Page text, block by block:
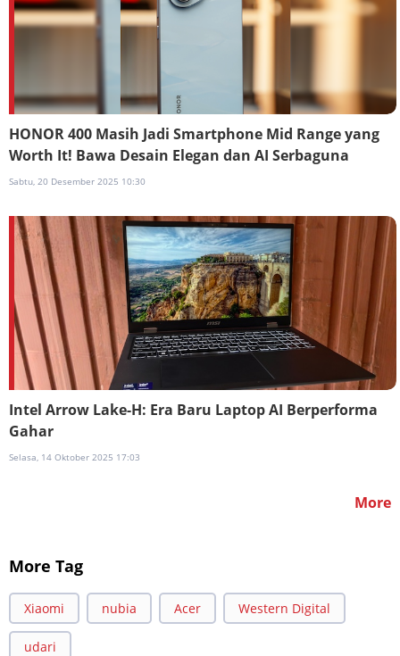
HONOR 400 Masih Jadi Smartphone Mid Range yang
Worth It! Bawa Desain Elegan dan AI Serbaguna
Sabtu, 20 Desember 2025 10:30
Intel Arrow Lake-H: Era Baru Laptop AI Berperforma
Gahar
Selasa, 14 Oktober 2025 17:03
More
More Tag
Xiaomi nubia Acer Western Digital
udari